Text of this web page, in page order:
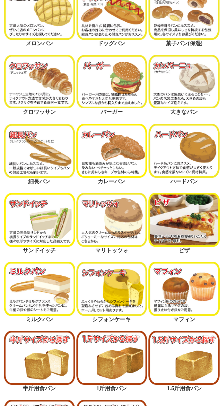
メロンパン ドッグパン 菓子パン(保湿)
クロワッサン バーガー 大きなパン
細長パン カレーパン ハードパン
サンドイッチ マリトッツォ ピザ
ミルクパン シフォンケーキ マフィン
半斤用食パン 1斤用食パン 1.5斤用食パン